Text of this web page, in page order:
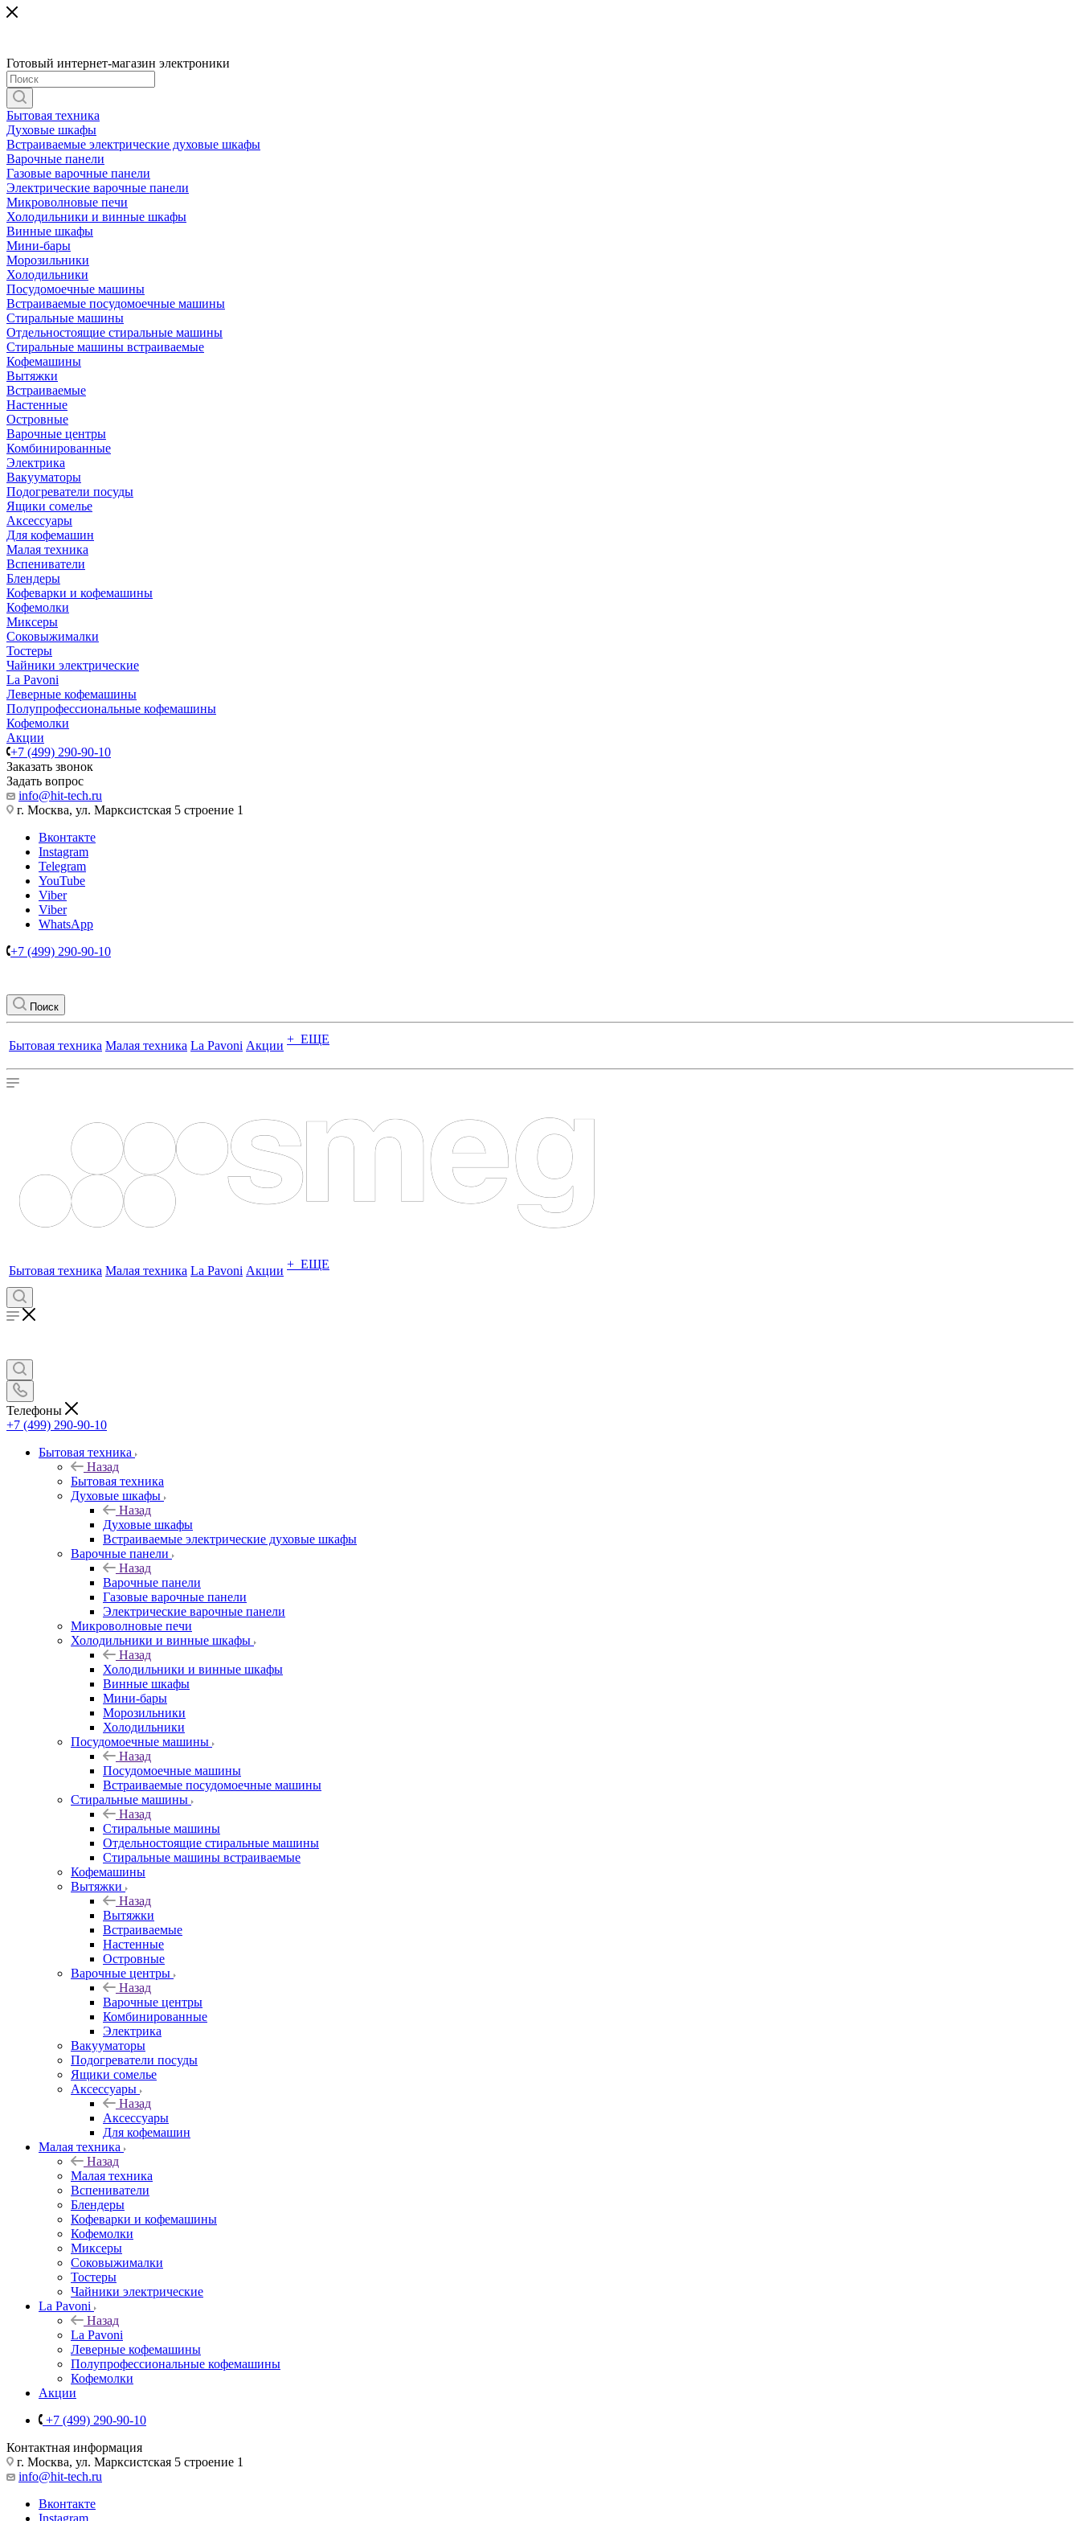
Готовый интернет-магазин электроники
Бытовая техника
Духовые шкафы
Встраиваемые электрические духовые шкафы
Варочные панели
Газовые варочные панели
Электрические варочные панели
Микроволновые печи
Холодильники и винные шкафы
Винные шкафы
Мини-бары
Морозильники
Холодильники
Посудомоечные машины
Встраиваемые посудомоечные машины
Стиральные машины
Отдельностоящие стиральные машины
Стиральные машины встраиваемые
Кофемашины
Вытяжки
Встраиваемые
Настенные
Островные
Варочные центры
Комбинированные
Электрика
Вакууматоры
Подогреватели посуды
Ящики сомелье
Аксессуары
Для кофемашин
Малая техника
Вспениватели
Блендеры
Кофеварки и кофемашины
Кофемолки
Миксеры
Соковыжималки
Тостеры
Чайники электрические
La Pavoni
Леверные кофемашины
Полупрофессиональные кофемашины
Кофемолки
Акции
+7 (499) 290-90-10
Заказать звонок
Задать вопрос
info@hit-tech.ru
г. Москва, ул. Марксистская 5 строение 1
Вконтакте
Instagram
Telegram
YouTube
Viber
Viber
WhatsApp
+7 (499) 290-90-10
Поиск
Бытовая техника Малая техника La Pavoni Акции + ЕЩЕ
Бытовая техника Малая техника La Pavoni Акции + ЕЩЕ
Телефоны
+7 (499) 290-90-10
Бытовая техника
Назад
Бытовая техника
Духовые шкафы
Назад
Духовые шкафы
Встраиваемые электрические духовые шкафы
Варочные панели
Назад
Варочные панели
Газовые варочные панели
Электрические варочные панели
Микроволновые печи
Холодильники и винные шкафы
Назад
Холодильники и винные шкафы
Винные шкафы
Мини-бары
Морозильники
Холодильники
Посудомоечные машины
Назад
Посудомоечные машины
Встраиваемые посудомоечные машины
Стиральные машины
Назад
Стиральные машины
Отдельностоящие стиральные машины
Стиральные машины встраиваемые
Кофемашины
Вытяжки
Назад
Вытяжки
Встраиваемые
Настенные
Островные
Варочные центры
Назад
Варочные центры
Комбинированные
Электрика
Вакууматоры
Подогреватели посуды
Ящики сомелье
Аксессуары
Назад
Аксессуары
Для кофемашин
Малая техника
Назад
Малая техника
Вспениватели
Блендеры
Кофеварки и кофемашины
Кофемолки
Миксеры
Соковыжималки
Тостеры
Чайники электрические
La Pavoni
Назад
La Pavoni
Леверные кофемашины
Полупрофессиональные кофемашины
Кофемолки
Акции
+7 (499) 290-90-10
Контактная информация
г. Москва, ул. Марксистская 5 строение 1
info@hit-tech.ru
Вконтакте
Instagram